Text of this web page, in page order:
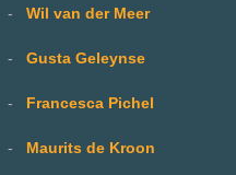
- Wil van der Meer
- Gusta Geleynse
- Francesca Pichel
- Maurits de Kroon